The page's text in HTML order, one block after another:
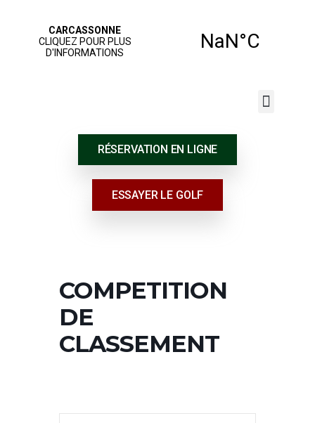
RÉSERVATION EN LIGNE
ESSAYER LE GOLF
COMPETITION
DE
CLASSEMENT